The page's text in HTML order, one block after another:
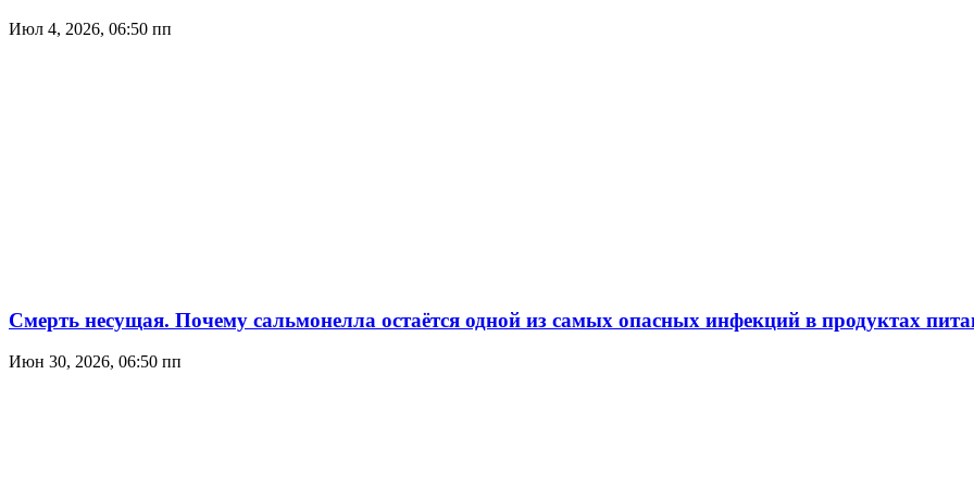
Июл 4, 2026, 06:50 пп
Смерть несущая. Почему сальмонелла остаётся одной из самых опасных инфекций в продуктах
Июн 30, 2026, 06:50 пп